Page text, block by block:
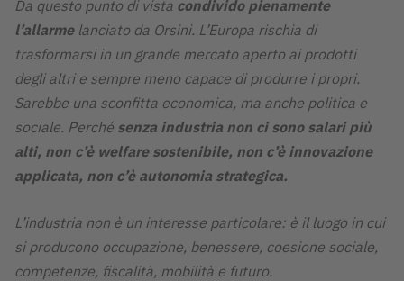
Da questo punto di vista condivido pienamente
l’allarmelanciato da Orsini. L’Europa rischia di
trasformarsi in un grande mercato aperto ai prodotti
degli altri e sempre meno capace di produrre i propri.
Sarebbe una sconfitta economica, ma anche politica e
sociale. Perché senza industria non ci sono salari più
alti, non c’è welfare sostenibile, non c’è innovazione
applicata, non c’è autonomia strategica.
L’industria non è un interesse particolare: è il luogo in cui
si producono occupazione, benessere, coesione sociale,
competenze, fiscalità, mobilità e futuro.